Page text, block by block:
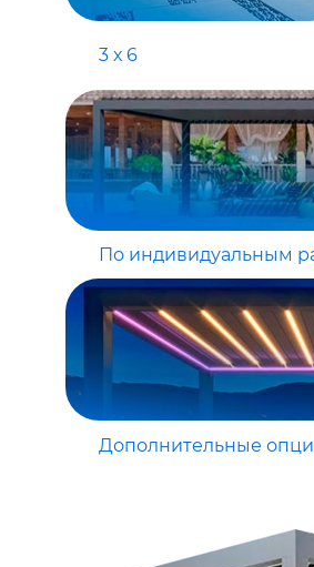
3 х 6
По индивидуальным
Дополнительные